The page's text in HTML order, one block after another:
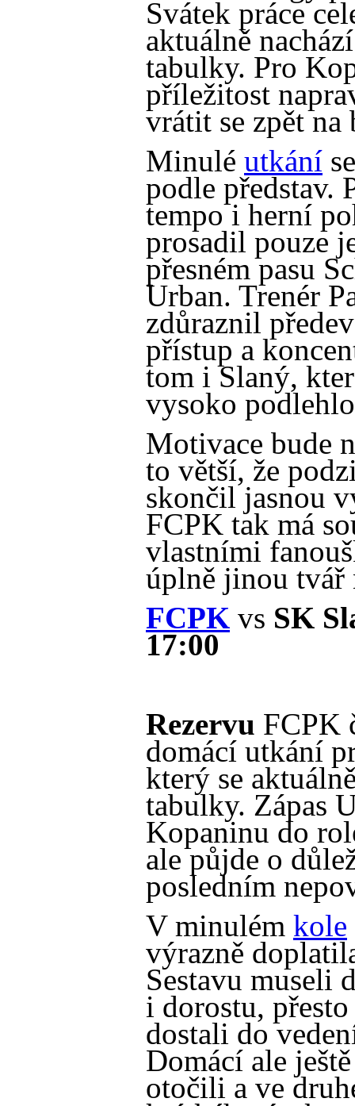
Svátek práce
aktuálně
tabulky. Pro
příležitost
vrátit se zpět
Minulé utkání
podle představ.
tempo i herní
prosadil pouze
přesném pasu
Urban. Trenér
zdůraznil
přístup a
tom i Slaný,
vysoko
Motivace bude
to větší, že
skončil jasnou
FCPK tak má
vlastními
úplně jinou tvář
FCPK vs SK
17:00
Rezervu FCPK
domácí utkání
který se
tabulky. Zápas
Kopaninu do
ale půjde o
posledním
V minulém kole
výrazně
Sestavu museli
i dorostu,
dostali do
Domácí ale
otočili a ve